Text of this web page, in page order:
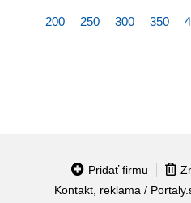
200 250 300 350
Pridať firmu
Kontakt, reklama /